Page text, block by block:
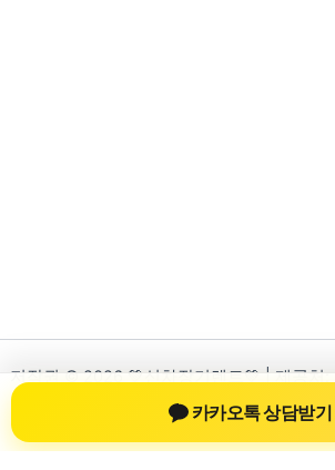
저작권 © 2026 💚신차장기렌트💚 | 제공처:
테마
카카오톡 상담받기